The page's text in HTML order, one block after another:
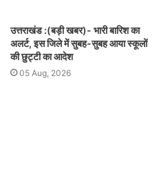
उत्तराखंड :(बड़ी खबर)- भारी बारिश का
अलर्ट, इस जिले में सुबह-सुबह आया स्कूलों
की छुट्टी का आदेश
05 Aug, 2026